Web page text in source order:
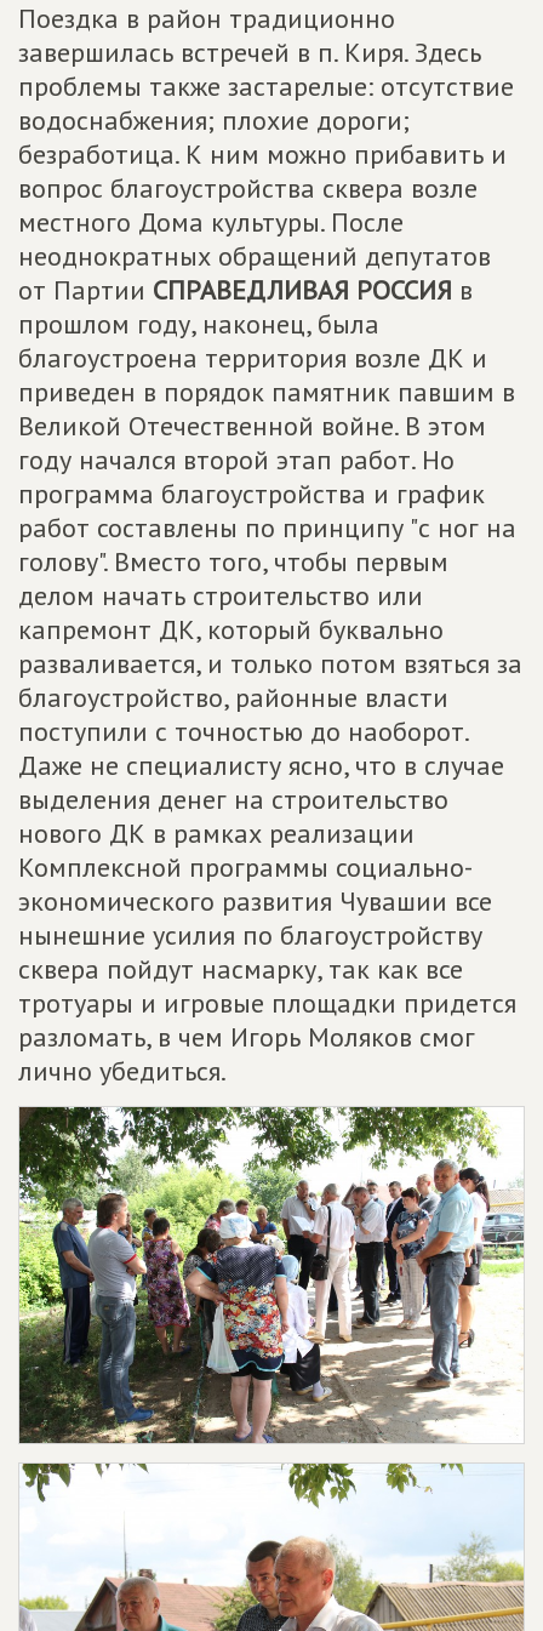
Поездка в район традиционно
завершилась встречей в п. Киря. Здесь
проблемы также застарелые: отсутствие
водоснабжения; плохие дороги;
безработица. К ним можно прибавить и
вопрос благоустройства сквера возле
местного Дома культуры. После
неоднократных обращений депутатов
от Партии СПРАВЕДЛИВАЯ РОССИЯ в
прошлом году, наконец, была
благоустроена территория возле ДК и
приведен в порядок памятник павшим в
Великой Отечественной войне. В этом
году начался второй этап работ. Но
программа благоустройства и график
работ составлены по принципу "с ног на
голову". Вместо того, чтобы первым
делом начать строительство или
капремонт ДК, который буквально
разваливается, и только потом взяться за
благоустройство, районные власти
поступили с точностью до наоборот.
Даже не специалисту ясно, что в случае
выделения денег на строительство
нового ДК в рамках реализации
Комплексной программы социально-
экономического развития Чувашии все
нынешние усилия по благоустройству
сквера пойдут насмарку, так как все
тротуары и игровые площадки придется
разломать, в чем Игорь Моляков смог
лично убедиться.